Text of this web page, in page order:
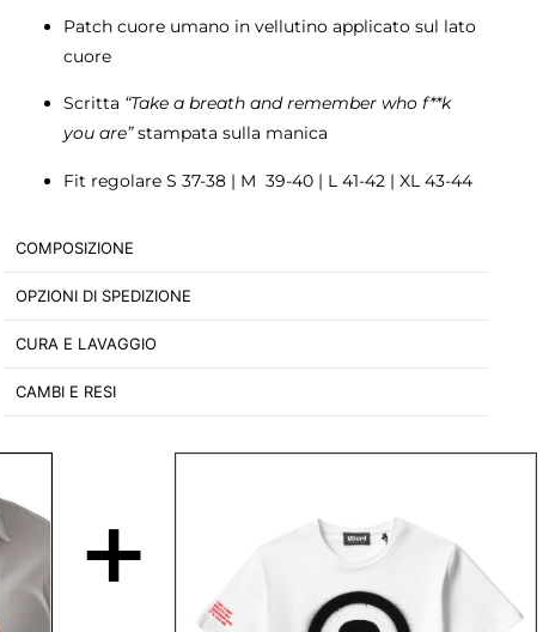
Patch cuore umano in vellutino applicato sul lato
cuore
Scritta “Take a breath and remember who f**k
you are”stampata sulla manica
Fit regolare S 37-38 | M 39-40 | L 41-42 | XL 43-44
COMPOSIZIONE
OPZIONI DI SPEDIZIONE
CURA E LAVAGGIO
CAMBI E RESI
+